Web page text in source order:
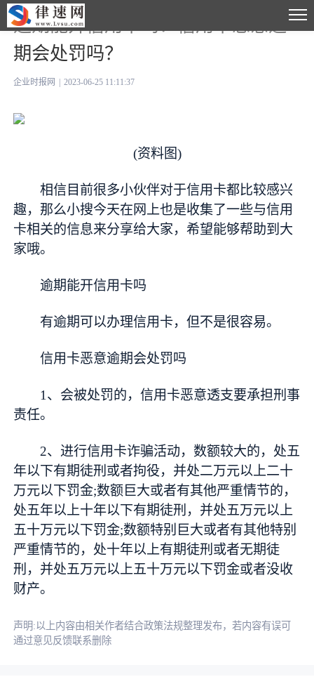
逾期能开信用卡吗？信用卡恶意逾
期会处罚吗？
企业时报网 2023-06-25 11:11:37
(资料图)
相信目前很多小伙伴对于信用卡都比较感兴
趣，那么小搜今天在网上也是收集了一些与信用
卡相关的信息来分享给大家，希望能够帮助到大
家哦。
逾期能开信用卡吗
有逾期可以办理信用卡，但不是很容易。
信用卡恶意逾期会处罚吗
1、会被处罚的，信用卡恶意透支要承担刑事
责任。
2、进行信用卡诈骗活动，数额较大的，处五
年以下有期徒刑或者拘役，并处二万元以上二十
万元以下罚金;数额巨大或者有其他严重情节的，
处五年以上十年以下有期徒刑，并处五万元以上
五十万元以下罚金;数额特别巨大或者有其他特别
严重情节的，处十年以上有期徒刑或者无期徒
刑，并处五万元以上五十万元以下罚金或者没收
财产。
声明:以上内容由相关作者结合政策法规整理发布，若内容有误可
通过意见反馈联系删除